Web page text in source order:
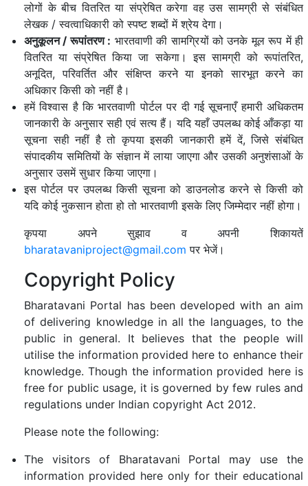
लोगों के बीच वितरित या संप्रेषित करेगा वह उस सामग्री से संबंधित
लेखक / स्वत्वाधिकारी को स्पष्ट शब्दों में श्रेय देगा।
अनुकूलन / रूपांतरण : भारतवाणी की सामग्रियों को उनके मूल रूप में ही
वितरित या संप्रेषित किया जा सकेगा। इस सामग्री को रूपांतरित,
अनूदित, परिवर्तित और संक्षिप्त करने या इनको सारभूत करने का
अधिकार किसी को नहीं है।
हमें विश्वास है कि भारतवाणी पोर्टल पर दी गई सूचनाएँ हमारी अधिकतम
जानकारी के अनुसार सही एवं सत्य हैं। यदि यहाँ उपलब्ध कोई आँकड़ा या
सूचना सही नहीं है तो कृपया इसकी जानकारी हमें दें, जिसे संबंधित
संपादकीय समितियों के संज्ञान में लाया जाएगा और उसकी अनुशंसाओं के
अनुसार उसमें सुधार किया जाएगा।
इस पोर्टल पर उपलब्ध किसी सूचना को डाउनलोड करने से किसी को
यदि कोई नुकसान होता हो तो भारतवाणी इसके लिए जिम्मेदार नहीं होगा।
कृपया अपने सुझाव व अपनी शिकायतें
bharatavaniproject@gmail.com पर भेजें।
Copyright Policy
Bharatavani Portal has been developed with an aim
of delivering knowledge in all the languages, to the
public in general. It believes that the people will
utilise the information provided here to enhance their
knowledge. Though the information provided here is
free for public usage, it is governed by few rules and
regulations under Indian copyright Act 2012.
Please note the following:
The visitors of Bharatavani Portal may use the
information provided here only for their educational